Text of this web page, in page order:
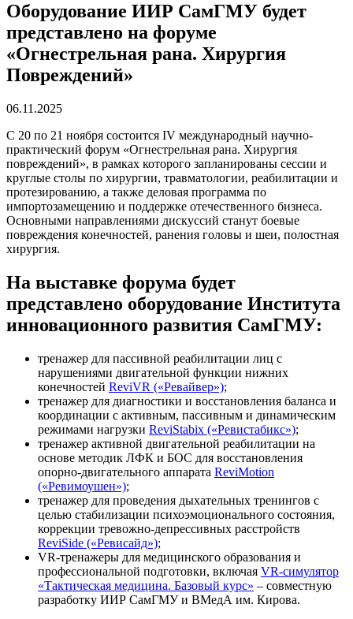
Оборудование ИИР СамГМУ будет
представлено на форуме
«Огнестрельная рана. Хирургия
Повреждений»
06.11.2025
С 20 по 21 ноября состоится IV международный научно-
практический форум «Огнестрельная рана. Хирургия
повреждений», в рамках которого запланированы сессии и
круглые столы по хирургии, травматологии, реабилитации и
протезированию, а также деловая программа по
импортозамещению и поддержке отечественного бизнеса.
Основными направлениями дискуссий станут боевые
повреждения конечностей, ранения головы и шеи, полостная
хирургия.
На выставке форума будет
представлено оборудование Института
инновационного развития СамГМУ:
тренажер для пассивной реабилитации лиц с
нарушениями двигательной функции нижних
конечностей ReviVR («Ревайвер»);
тренажер для диагностики и восстановления баланса и
координации с активным, пассивным и динамическим
режимами нагрузки ReviStabix («Ревистабикс»);
тренажер активной двигательной реабилитации на
основе методик ЛФК и БОС для восстановления
опорно-двигательного аппарата ReviMotion
(«Ревимоушен»);
тренажер для проведения дыхательных тренингов с
целью стабилизации психоэмоционального состояния,
коррекции тревожно-депрессивных расстройств
ReviSide («Ревисайд»);
VR-тренажеры для медицинского образования и
профессиональной подготовки, включая VR-симулятор
«Тактическая медицина. Базовый курс» – совместную
разработку ИИР СамГМУ и ВМедА им. Кирова.